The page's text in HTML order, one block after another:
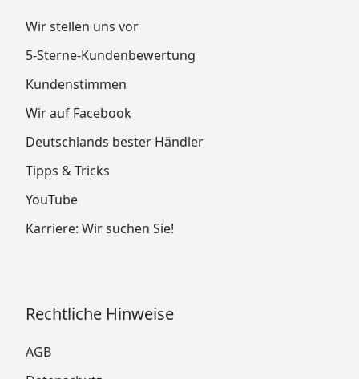
Wir stellen uns vor
5-Sterne-Kundenbewertung
Kundenstimmen
Wir auf Facebook
Deutschlands bester Händler
Tipps & Tricks
YouTube
Karriere: Wir suchen Sie!
Rechtliche Hinweise
AGB